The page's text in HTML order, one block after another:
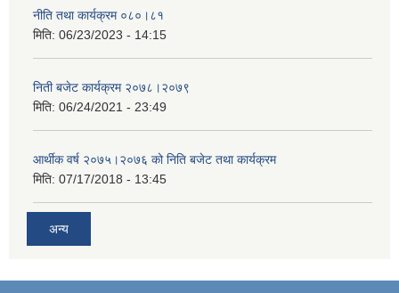
नीति तथा कार्यक्रम ०८०।८१
मिति: 06/23/2023 - 14:15
निती बजेट कार्यक्रम २०७८।२०७९
मिति: 06/24/2021 - 23:49
आर्थीक वर्ष २०७५।२०७६ को निति बजेट तथा कार्यक्रम
मिति: 07/17/2018 - 13:45
अन्य